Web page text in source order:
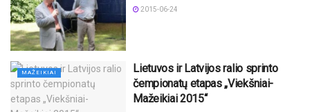
2015-06-24
MAŽEIKIAI
Lietuvos ir Latvijos ralio sprinto
čempionatų etapas „Viekšniai-
Mažeikiai 2015“